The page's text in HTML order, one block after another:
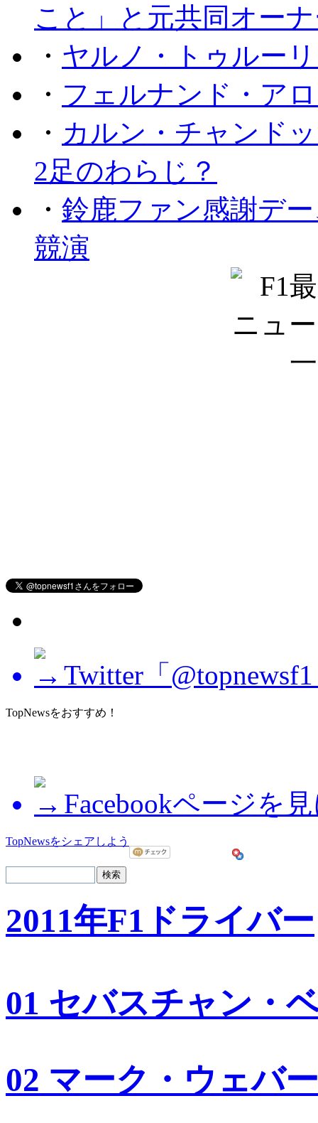
こと」と元共同オー
・ ヤルノ・トゥルー
・ フェルナンド・ア
・ カルン・チャンド
2足のわらじ？
・ 鈴鹿ファン感謝デ
競演
Twitter「
TopNewsをおすすめ！
Facebookページを
TopNewsをシェアしよう
2011年F1ドライバー
01 セバスチャン・
02 マーク・ウェバー